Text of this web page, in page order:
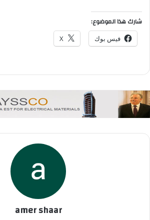
شارك هذا الموضوع:
فيس بوك X
amer shaar